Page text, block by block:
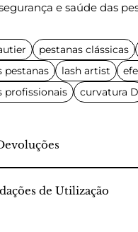
e saúde das
pestanas clássicas
pestanas
lash artist
profissionais
curvatura D
de Utilização